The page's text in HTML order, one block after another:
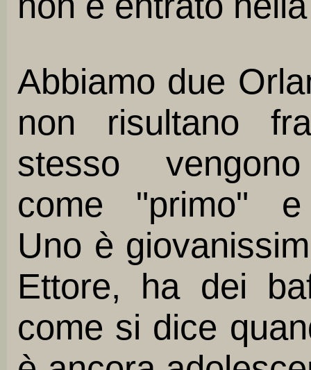
Abbiamo due
non risultano
stesso
come "primo" e
Uno è
Ettore, ha dei
come si dice